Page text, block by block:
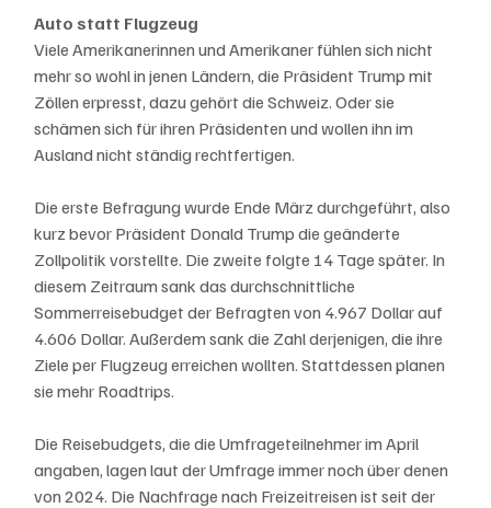
Auto statt Flugzeug
Viele Amerikanerinnen und Amerikaner fühlen sich nicht
mehr so wohl in jenen Ländern, die Präsident Trump mit
Zöllen erpresst, dazu gehört die Schweiz. Oder sie
schämen sich für ihren Präsidenten und wollen ihn im
Ausland nicht ständig rechtfertigen.
Die erste Befragung wurde Ende März durchgeführt, also
kurz bevor Präsident Donald Trump die geänderte
Zollpolitik vorstellte. Die zweite folgte 14 Tage später. In
diesem Zeitraum sank das durchschnittliche
Sommerreisebudget der Befragten von 4.967 Dollar auf
4.606 Dollar. Außerdem sank die Zahl derjenigen, die ihre
Ziele per Flugzeug erreichen wollten. Stattdessen planen
sie mehr Roadtrips.
Die Reisebudgets, die die Umfrageteilnehmer im April
angaben, lagen laut der Umfrage immer noch über denen
von 2024. Die Nachfrage nach Freizeitreisen ist seit der